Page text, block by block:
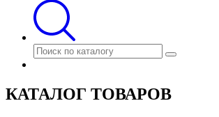
КАТАЛОГ ТОВАРОВ